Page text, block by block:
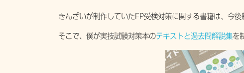
きんざいが制作していたFP受検対策に関する書籍は、今後
そこで、僕が実技試験対策本のテキストと過去問解説集を